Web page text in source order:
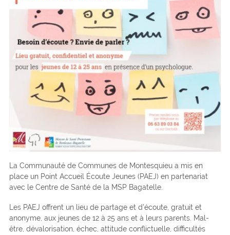
La Communauté de Communes de Montesquieu a mis en
place un Point Accueil Écoute Jeunes (PAEJ) en partenariat
avec le Centre de Santé de la MSP Bagatelle.
Les PAEJ offrent un lieu de partage et d’écoute, gratuit et
anonyme, aux jeunes de 12 à 25 ans et à leurs parents. Mal-
être, dévalorisation, échec, attitude conflictuelle, difficultés